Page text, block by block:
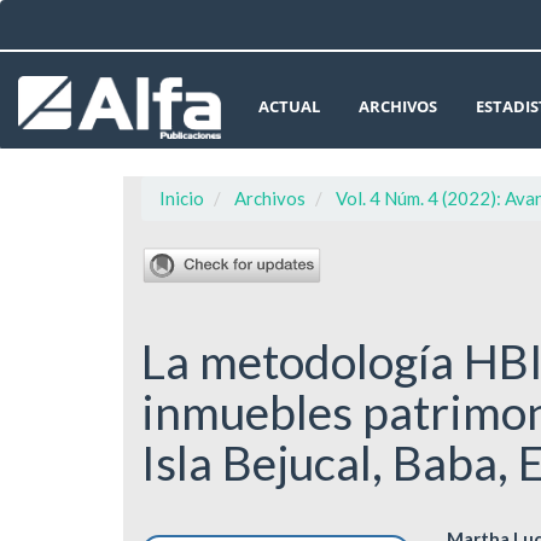
principal
Barra
lateral
ACTUAL ARCHIVOS
Inicio Archivos Vol. 4 Núm. 4 (2022):
La metodología
inmuebles
Isla Bejucal, Baba,